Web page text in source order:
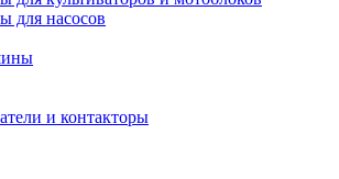
для насосов
и контакторы